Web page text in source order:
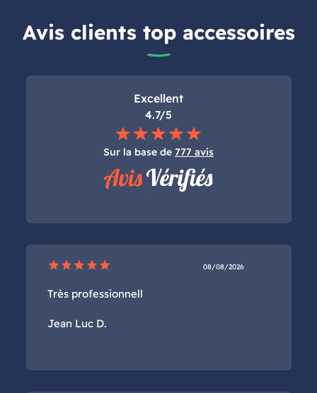
Avis clients top accessoires
Excellent
4.7/5
Sur la base de 777 avis
star star star star star 08/08/2026
Très professionnell
Jean Luc D.